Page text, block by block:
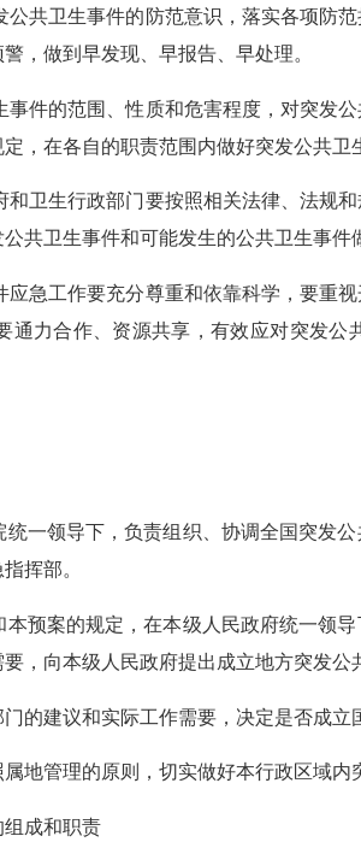
卫生事件的防范意识，落实各项防范
，做到早发现、早报告、早处理。
的范围、性质和危害程度，对突发
，在各自的职责范围内做好突发公共卫
生行政部门要按照相关法律、法规
共卫生事件和可能发生的公共卫生事件
工作要充分尊重和依靠科学，要重
通力合作、资源共享，有效应对突发
领导下，负责组织、协调全国突发
挥部。
案的规定，在本级人民政府统一领导
，向本级人民政府提出成立地方突发公
建议和实际工作需要，决定是否成立
管理的原则，切实做好本行政区域内
成和职责